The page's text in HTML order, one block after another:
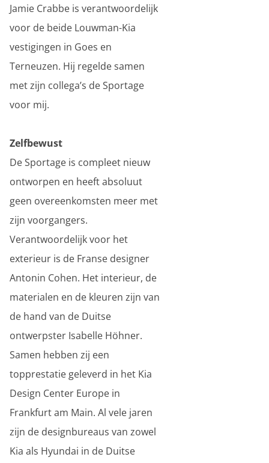
Jamie Crabbe is verantwoordelijk
voor de beide Louwman-Kia
vestigingen in Goes en
Terneuzen. Hij regelde samen
met zijn collega’s de Sportage
voor mij.
Zelfbewust
De Sportage is compleet nieuw
ontworpen en heeft absoluut
geen overeenkomsten meer met
zijn voorgangers.
Verantwoordelijk voor het
exterieur is de Franse designer
Antonin Cohen. Het interieur, de
materialen en de kleuren zijn van
de hand van de Duitse
ontwerpster Isabelle Höhner.
Samen hebben zij een
topprestatie geleverd in het Kia
Design Center Europe in
Frankfurt am Main. Al vele jaren
zijn de designbureaus van zowel
Kia als Hyundai in de Duitse